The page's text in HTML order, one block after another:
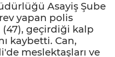
Asayiş Şube
yapan polis
geçirdiği kalp
kaybetti. Can,
meslektaşları ve